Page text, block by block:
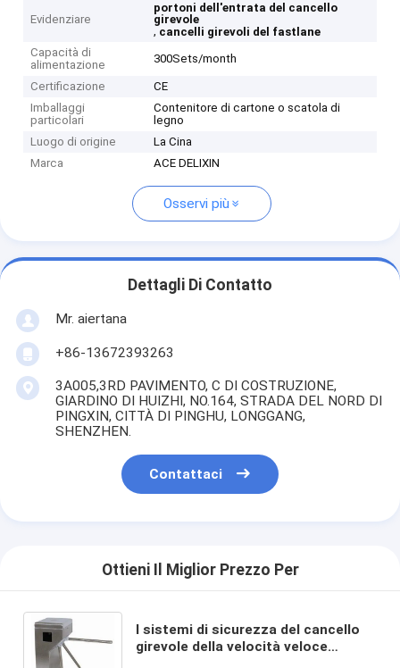
Evidenziare
portoni dell'entrata del cancello
girevole
, cancelli girevoli del fastlane
Capacità di
alimentazione
300Sets/month
Certificazione
CE
Imballaggi
particolari
Contenitore di cartone o scatola di
legno
Luogo di origine
La Cina
Marca
ACE DELIXIN
Osservi più
Dettagli Di Contatto
Mr. aiertana
+86-13672393263
3A005,3RD PAVIMENTO, C DI COSTRUZIONE,
GIARDINO DI HUIZHI, NO.164, STRADA DEL NORD DI
PINGXIN, CITTÀ DI PINGHU, LONGGANG,
SHENZHEN.
Contattaci
Ottieni Il Miglior Prezzo Per
I sistemi di sicurezza del cancello
girevole della velocità veloce